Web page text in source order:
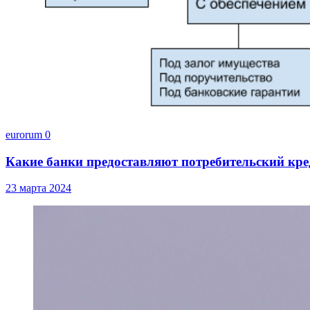
eurorum 0
Какие банки предоставляют потребительский
23 марта 2024